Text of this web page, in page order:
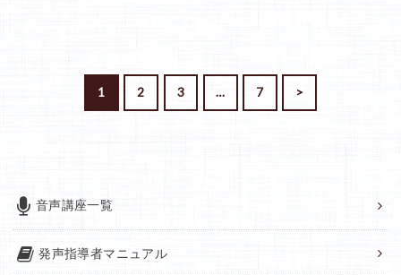
1 2 3 … 7 >
音声講座一覧
発声指導者マニュアル